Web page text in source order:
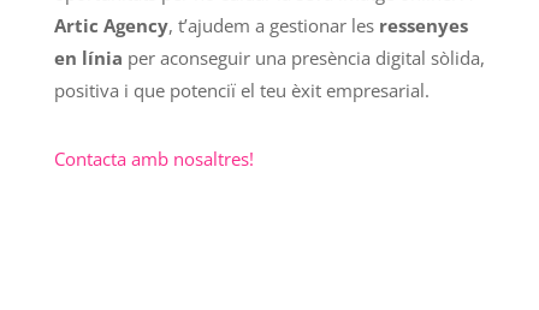
Artic Agency, t’ajudem a gestionar les ressenyes
en línia per aconseguir una presència digital sòlida,
positiva i que potenciï el teu èxit empresarial.
Contacta amb nosaltres!